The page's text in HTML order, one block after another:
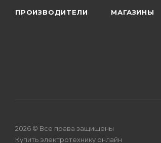
ПРОИЗВОДИТЕЛИ МАГАЗИНЫ
2026 © Все права защищены
Купить электротехнику онлайн